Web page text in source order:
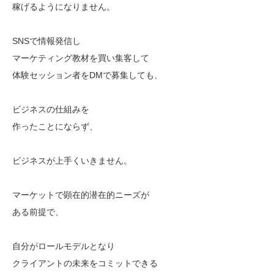
稼げるようになりません。
SNSで情報発信し
マーケティング教材を買い集客して
体験セッション者をDMで募集しても、
ビジネスの仕組みを
作ったことにならず、
ビジネスが上手くいきません。
マーケットで顕在的潜在的ニーズが
ある前提で、
自分がロールモデルとなり
クライアントの未来をコミットできる